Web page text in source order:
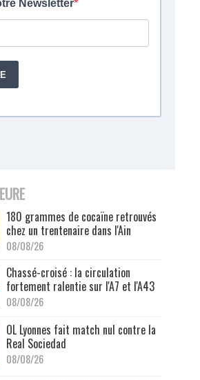
180 grammes de cocaïne retrouvés
chez un trentenaire dans l'Ain
08/08/26
Chassé-croisé : la circulation
fortement ralentie sur l'A7 et l'A43
08/08/26
OL Lyonnes fait match nul contre la
Real Sociedad
08/08/26